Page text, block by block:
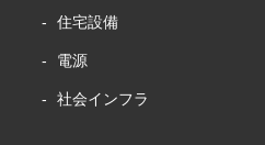
住宅設備
電源
社会インフラ